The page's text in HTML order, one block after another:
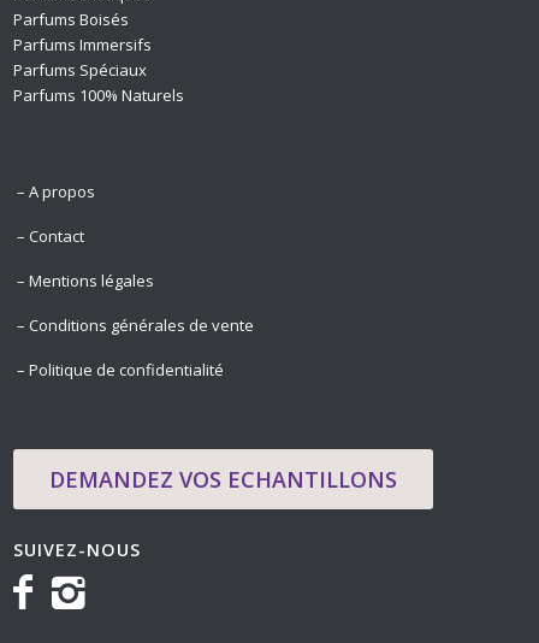
Parfums Boisés
Parfums Immersifs
Parfums Spéciaux
Parfums 100% Naturels
– A propos
– Contact
– Mentions légales
– Conditions générales de vente
– Politique de confidentialité
DEMANDEZ VOS ECHANTILLONS
SUIVEZ-NOUS